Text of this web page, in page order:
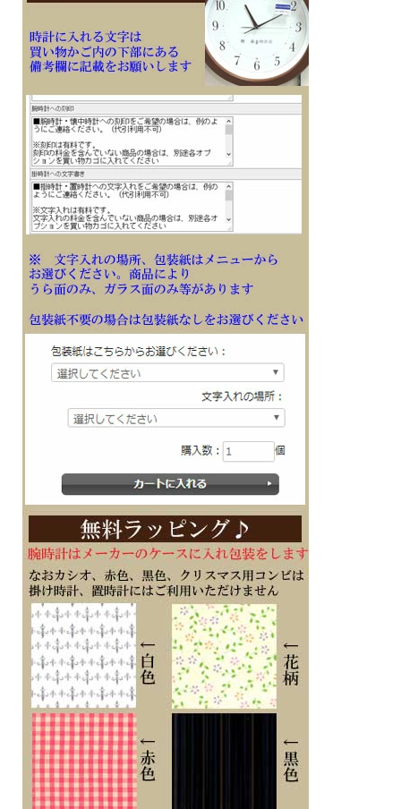
お部屋が暗くなるとセンサーが反応してメロディを鳴らなくする自動鳴り止めセン
サー付です（ON/OFFスイッチ付）ので、お休みの時に静かな眠りを手伝います
また1秒刻みのステップ秒針のトケイですが、部屋が暗くなるとセンサーが反応し
て秒針だけを止める「眠る秒針」を採用していますので秒針を動かすモーター音が
なくなり、静かでおすすです（秒針停止時は12時位置で停止）
電池交換お知らせ機能付です
お部屋の明るいときでも常に秒針が12時位置で止まっている場合は電池交換の時期
が近づいたことを知らせてくれる機能です
音量調節つき
飾り振り子付（ゆっくり揺れます）
電波受信することで自動で時刻を合わせる電波時計ですので、電波を受信すると時
刻合わせの手間が少ないです
木目仕上げのプラスチック枠
前面：ガラス製
■電波機能：日本全国対応
■アルカリ単一乾電池×２個
■１秒刻みのステップ秒針
■縦551mm×横234mm×厚み94mm×重さ2.5kg
■音量調節付 / 電池交換お知らせ機能 / 電波受信OFF機能 / 電波サーチ機
■裏面名入れスペース（タテ25×ヨコ50mm茶メタリック）
電波時計は時刻あわせを自動でしてくれるので楽チンな時計ですが、昔からある時
計とは違う動きを最初にしますので、あわてず説明書をお読みいただいてから操作
をお願いします。
窓際など電波の受信しやすいところで電池を入れた後、裏面の強制受信ボタンを押
して16分ほどそのままで待ってください。
勝手に針が動きますが、驚かないでください。
電波の受信ができれば現在時刻に針が移動します
■メーカーの正規国内保証書付き（1年間保証）
会社 永年勤続 周年記念 皆勤 栄転 定年 退職 竣工 落成記念 記念品 開店祝い 開院
開業 誕生日 入学 成人 卒業 結婚式 引き出物 ご結婚記念 ご出産祝い 金婚 ご成約記
念 創立記念 新築祝い 改築 還暦 白寿 米寿 古希 古稀 叙勲 御祝 ホールインワン 贈
り物 ギフト プレゼントにメッセージ文字名入れ時計を
※時計への文字書き金額（1ヶ所）込みの表示価格です
※１０日前後での発送となります（在庫ありの場合。在庫切れの場合もあります）
※文字はカート内の備考欄に記載ください。
※文字名入れ付き時計は代金引換のご利用をお断りしています